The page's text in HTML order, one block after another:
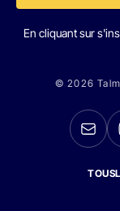
En cliquant sur
© 2026